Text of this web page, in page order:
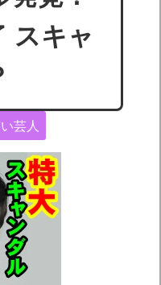
スキャ
芸人